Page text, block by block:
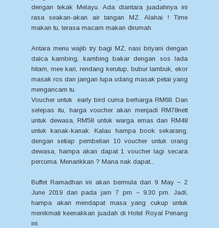
dengan tekak Melayu. Ada diantara juadahnya ini
rasa seakan-akan air tangan MZ. Alahai ! Time
makan tu, terasa macam makan dirumah.
Antara menu wajib try bagi MZ, nasi briyani dengan
dalca kambing, kambing bakar dengan sos lada
hitam, mee kari, rendang kerutup, bubur lambuk, ekor
masak ros dan jangan lupa udang masak petai yang
mengancam tu.
Voucher untuk early bird cuma berharga RM68. Dan
selepas itu, harga voucher akan menjadi RM78nett
untuk dewasa, RM58 untuk warga emas dan RM48
untuk kanak-kanak. Kalau hampa book sekarang,
dengan setiap pembelian 10 voucher untuk orang
dewasa, hampa akan dapat 1 voucher lagi secara
percuma. Menarikkan ? Mana nak dapat...
Buffet Ramadhan ini akan bermula dari 9 May ~ 2
June 2019 dan pada jam 7 pm ~ 9.30 pm. Jadi,
hampa akan mendapat masa yang cukup untuk
menikmati keenakkan juadah di Hotel Royal Penang
ini.